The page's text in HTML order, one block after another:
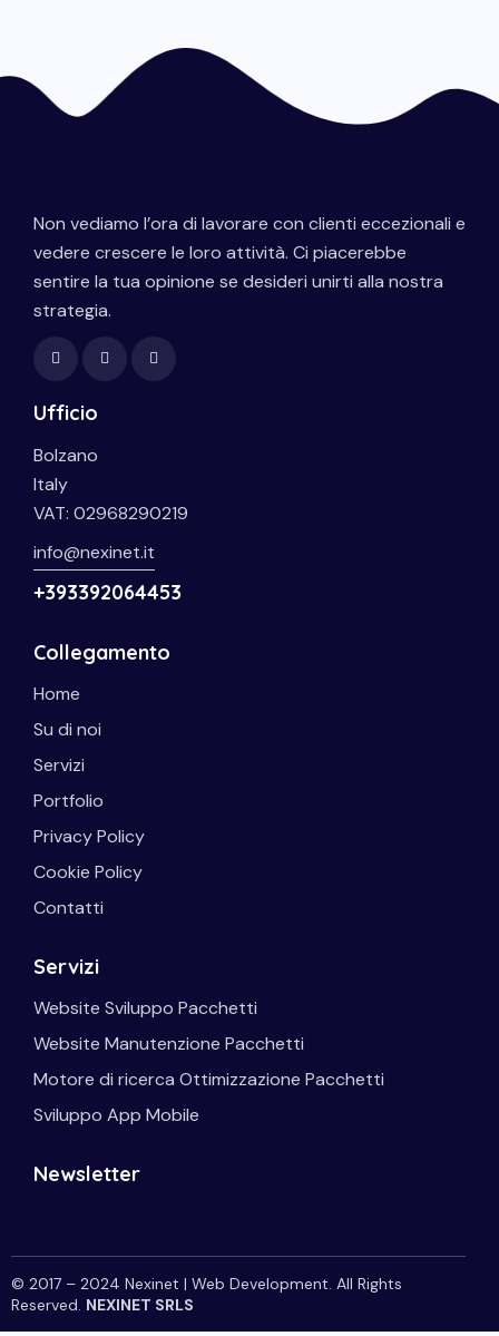
Non vediamo l’ora di lavorare con clienti eccezionali e
vedere crescere le loro attività. Ci piacerebbe
sentire la tua opinione se desideri unirti alla nostra
strategia.
Ufficio
Bolzano
Italy
VAT: 02968290219
info@nexinet.it
+393392064453
Collegamento
Home
Su di noi
Servizi
Portfolio
Privacy Policy
Cookie Policy
Contatti
Servizi
Website Sviluppo Pacchetti
Website Manutenzione Pacchetti
Motore di ricerca Ottimizzazione Pacchetti
Sviluppo App Mobile
Newsletter
© 2017 – 2024 Nexinet | Web Development. All Rights
Reserved. NEXINET SRLS